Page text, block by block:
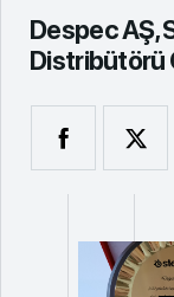
Despec AŞ,
Distribütörü